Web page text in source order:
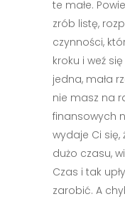
te małe.
zrób listę,
czynności,
kroku i weź
jedna, mała
nie masz na
finansowych
wydaje Ci
dużo czasu,
Czas i tak
zarobić. A